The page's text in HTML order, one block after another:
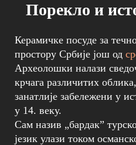
Порекло и
Керамичке посуде за
простору Србије још од
Археолошки налази
крчага различитих
занатлије забележени у
у 14. веку.
Сам назив „бардак”
језик улази током